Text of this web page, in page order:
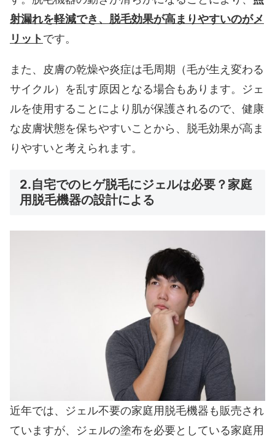
射漏れを軽減でき、脱毛効果が高まりやすいのがメ
リットです。
また、皮膚の乾燥や炎症は毛周期（毛が生え変わる
サイクル）を乱す原因となる場合もあります。ジェ
ルを使用することにより肌が保護されるので、健康
な皮膚状態を保ちやすいことから、脱毛効果が高ま
りやすいと考えられます。
2.自宅でのヒゲ脱毛にジェルは必要？家庭
用脱毛機器の設計による
近年では、ジェル不要の家庭用脱毛機器も販売され
ていますが、ジェルの塗布を必要としている家庭用